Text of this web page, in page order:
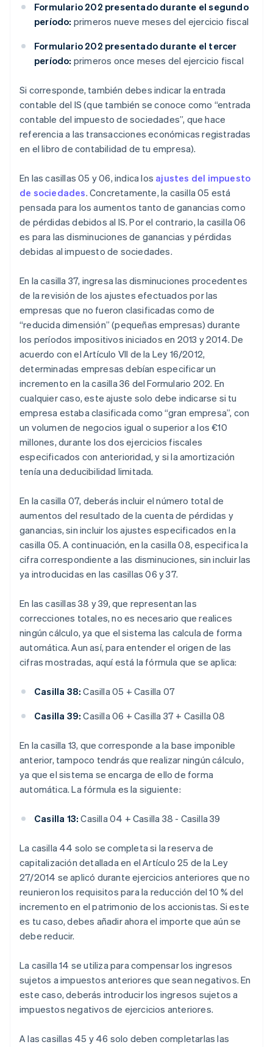
Formulario 202 presentado durante el segundo
período: primeros nueve meses del ejercicio fiscal
Formulario 202 presentado durante el tercer
período: primeros once meses del ejercicio fiscal
Si corresponde, también debes indicar la entrada
contable del IS (que también se conoce como “entrada
contable del impuesto de sociedades”, que hace
referencia a las transacciones económicas registradas
en el libro de contabilidad de tu empresa).
En las casillas 05 y 06, indica los ajustes del impuesto
de sociedades. Concretamente, la casilla 05 está
pensada para los aumentos tanto de ganancias como
de pérdidas debidos al IS. Por el contrario, la casilla 06
es para las disminuciones de ganancias y pérdidas
debidas al impuesto de sociedades.
En la casilla 37, ingresa las disminuciones procedentes
de la revisión de los ajustes efectuados por las
empresas que no fueron clasificadas como de
“reducida dimensión” (pequeñas empresas) durante
los períodos impositivos iniciados en 2013 y 2014. De
acuerdo con el Artículo VII de la Ley 16/2012,
determinadas empresas debían especificar un
incremento en la casilla 36 del Formulario 202. En
cualquier caso, este ajuste solo debe indicarse si tu
empresa estaba clasificada como “gran empresa”, con
un volumen de negocios igual o superior a los €10
millones, durante los dos ejercicios fiscales
especificados con anterioridad, y si la amortización
tenía una deducibilidad limitada.
En la casilla 07, deberás incluir el número total de
aumentos del resultado de la cuenta de pérdidas y
ganancias, sin incluir los ajustes especificados en la
casilla 05. A continuación, en la casilla 08, especifica la
cifra correspondiente a las disminuciones, sin incluir las
ya introducidas en las casillas 06 y 37.
En las casillas 38 y 39, que representan las
correcciones totales, no es necesario que realices
ningún cálculo, ya que el sistema las calcula de forma
automática. Aun así, para entender el origen de las
cifras mostradas, aquí está la fórmula que se aplica:
Casilla 38: Casilla 05 + Casilla 07
Casilla 39: Casilla 06 + Casilla 37 + Casilla 08
En la casilla 13, que corresponde a la base imponible
anterior, tampoco tendrás que realizar ningún cálculo,
ya que el sistema se encarga de ello de forma
automática. La fórmula es la siguiente:
Casilla 13: Casilla 04 + Casilla 38 - Casilla 39
La casilla 44 solo se completa si la reserva de
capitalización detallada en el Artículo 25 de la Ley
27/2014 se aplicó durante ejercicios anteriores que no
reunieron los requisitos para la reducción del 10 % del
incremento en el patrimonio de los accionistas. Si este
es tu caso, debes añadir ahora el importe que aún se
debe reducir.
La casilla 14 se utiliza para compensar los ingresos
sujetos a impuestos anteriores que sean negativos. En
este caso, deberás introducir los ingresos sujetos a
impuestos negativos de ejercicios anteriores.
A las casillas 45 y 46 solo deben completarlas las